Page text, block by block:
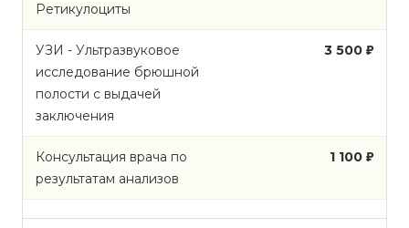
Ретикулоциты
УЗИ - Ультразвуковое
исследование брюшной
полости с выдачей
заключения
3 500 ₽
Консультация врача по
результатам анализов
1 100 ₽